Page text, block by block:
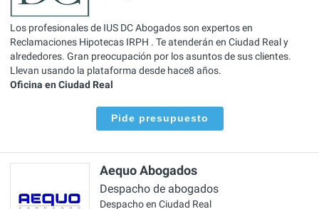
Los profesionales de IUS DC Abogados son expertos en
Reclamaciones Hipotecas IRPH . Te atenderán en Ciudad Real y
alrededores. Gran preocupación por los asuntos de sus clientes.
Llevan usando la plataforma desde hace8 años.
Oficina en Ciudad Real
Pide presupuesto
Aequo Abogados
Despacho de abogados
Despacho en Ciudad Real